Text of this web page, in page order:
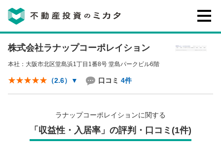
不動産投資のミカタとは
講座・セミナー
不動産投資会社の評判・口コミ
お客様の声
株式会社ラナップコーポレイション
本社：大阪市北区堂島浜1丁目1番8号 堂島パークビル6階
（2.6） ▼ 口コミ 4件
ラナップコーポレイションに関する
「収益性・入居率」の評判・口コミ(1件)